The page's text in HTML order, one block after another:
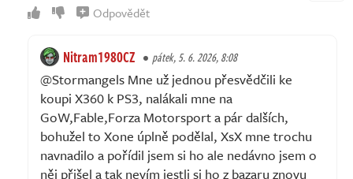
Odpovědět
Nitram1980CZ pátek, 5. 6. 2026, 8:08
@Stormangels Mne už jednou přesvědčili ke
koupi X360 k PS3, nalákali mne na
GoW,Fable,Forza Motorsport a pár dalších,
bohužel to Xone úplně podělal, XsX mne trochu
navnadilo a pořídil jsem si ho ale nedávno jsem o
něj přišel a tak nevím jestli si ho z bazaru znovu